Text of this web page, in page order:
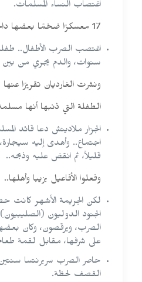
اغتصاب النساء المسلمات.
17 معسكرًا ضخمًا بعضها داخل صربيًا نفسها..
سنوات، والدم يجري من بين
ونشرت الغارديان تقريرًا عنها
الطفلة التي ذنبها أنها
الجزار ملاديتش دعا قائد
اجتماع.. وأهدى إليه
قليلاً، ثم انقض عليه وذبحه..
وفعلوا الأفاعيل بزيبا وأهلها..
لكن الجريمة الأشهر كانت
الجنود الدوليون
الصرب، ويرقصون، وكان
على شرفها، مقابل لقمة
حاصر الصرب سربرنتسا
القصف لحظة.